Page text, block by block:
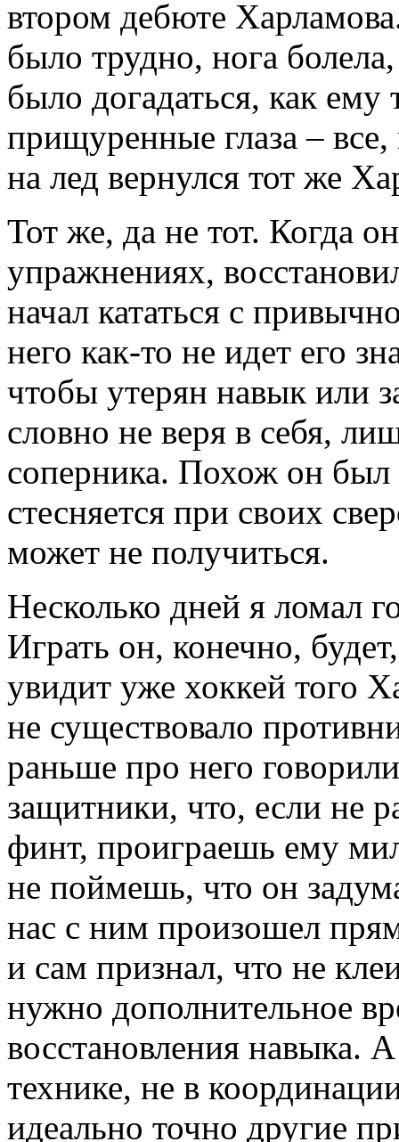
втором дебюте
было трудно, нога
было догадаться, как
прищуренные глаза –
на лед вернулся тот же
Тот же, да не тот. Когда
упражнениях,
начал кататься с
него как-то не идет его
чтобы утерян навык или
словно не веря в себя,
соперника. Похож он
стесняется при своих
может не получиться.
Несколько дней я ломал
Играть он, конечно,
увидит уже хоккей того
не существовало
раньше про него
защитники, что, если не
финт, проиграешь ему
не поймешь, что он
нас с ним произошел
и сам признал, что не
нужно дополнительное
восстановления навыка.
технике, не в
идеально точно другие